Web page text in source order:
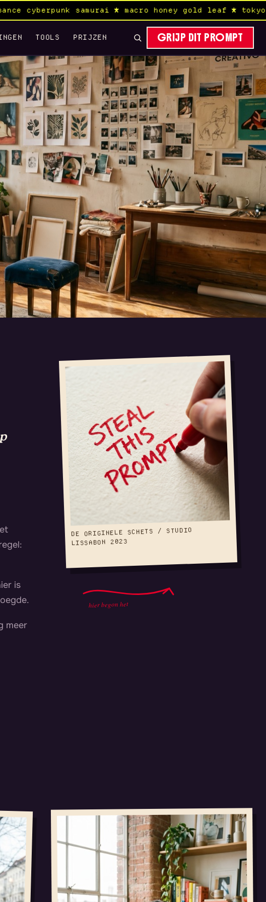
samurai ★ macro honey gold leaf ★ tokyo
TOOLS PRIJZEN GRIJP DIT PROMPT
is
meer
DE ORIGINELE SCHETS / STUDIO
LISSABON 2023
hier begon het